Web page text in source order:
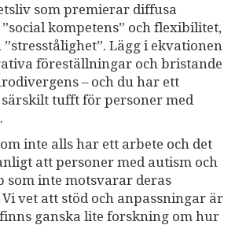
som premierar diffusa
kompetens” och flexibilitet,
Lägg i ekvationen
föreställningar och bristande
– och du har ett
tufft för personer med
inte alls har ett arbete och det
att personer med autism och
som inte motsvarar deras
vet att stöd och anpassningar är
ganska lite forskning om hur